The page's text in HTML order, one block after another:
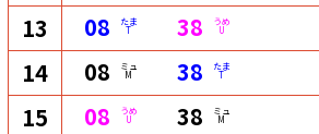
13 08 たま
T 38 うめ
U
14 08 ミュ
M 38 たま
T
15 08 うめ
U 38 ミュ
M